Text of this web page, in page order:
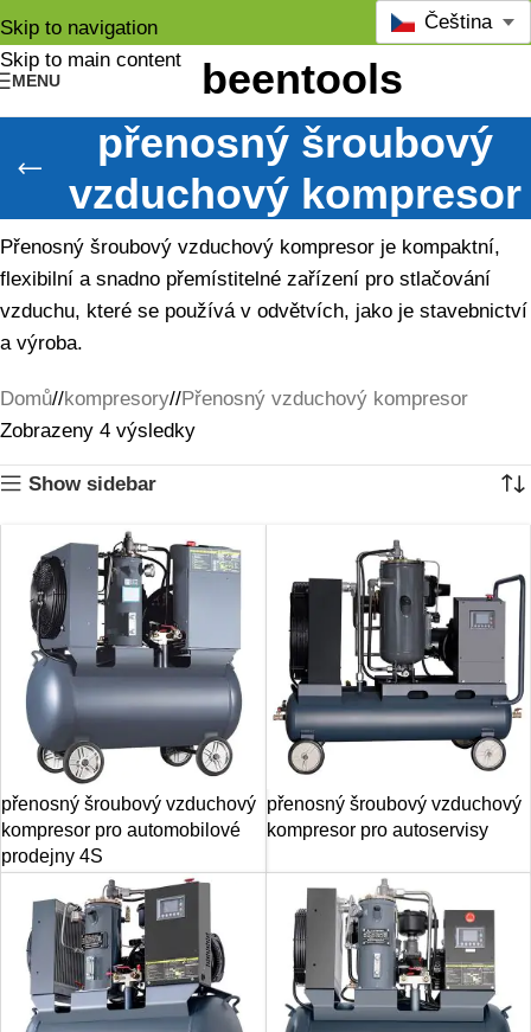
Skip to navigation
Skip to main content
MENU
Čeština
přenosný šroubový
vzduchový kompresor
Přenosný šroubový vzduchový kompresor je kompaktní,
flexibilní a snadno přemístitelné zařízení pro stlačování
vzduchu, které se používá v odvětvích, jako je stavebnictví
a výroba.
Domů/ kompresory/ Přenosný vzduchový kompresor
Zobrazeny 4 výsledky
Show sidebar
přenosný šroubový vzduchový
kompresor pro automobilové
prodejny 4S
přenosný šroubový vzduchový
kompresor pro autoservisy